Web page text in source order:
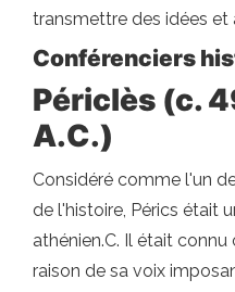
transmettre des idées et
Conférenciers
Périclès (c.
A.C.)
Considéré comme l'un
de l'histoire, Pérics était
athénien.C. Il était
raison de sa voix